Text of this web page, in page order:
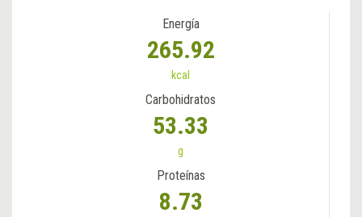
Energía
265.92
kcal
Carbohidratos
53.33
g
Proteínas
8.73